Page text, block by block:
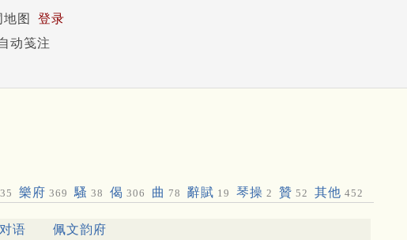
图
登录
动笺注
樂府 369 騷 38 偈 306 曲 78 辭賦 19 琴操 2 贊 52 其他 452
对语 佩文韵府